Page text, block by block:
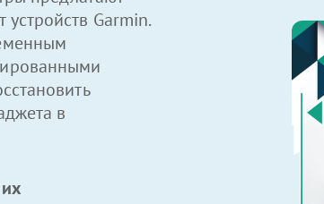
Garmin.
в